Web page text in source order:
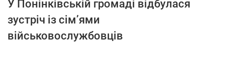
У Понінківській громаді відбулася
зустріч із сім’ями
військовослужбовців